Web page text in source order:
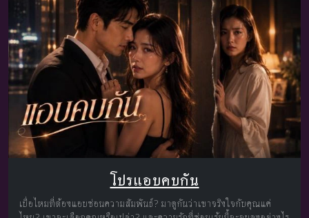
โปรแอบคบกัน
เบื่อไหมที่ต้องแอบซ่อนความสัมพันธ์? มาดูกันว่าเขาจริงใจกับคุณแค่